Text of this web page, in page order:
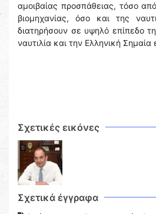
αμοιβαίας προσπάθειας, τόσο
βιομηχανίας, όσο και της
διατηρήσουν σε υψηλό επίπεδο
ναυτιλία και την Ελληνική Σημαία
Σχετικές εικόνες
Σχετικά έγγραφα